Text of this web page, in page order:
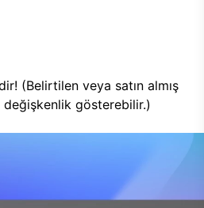
(Belirtilen veya satın almış
gösterebilir.)